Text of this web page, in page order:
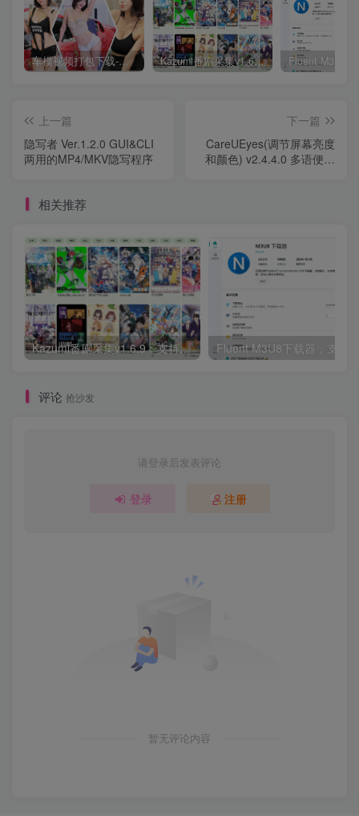
车模视频打包下载-高清无水印版 Kazumi番剧采集v1.6.9：支持自定义规则+在线观看+弹幕，跨平台下载
上一篇
隐写者 Ver.1.2.0 GUI&CLI
两用的MP4/MKV隐写程序
下一篇
CareUEyes(调节屏幕亮度
和颜色) v2.4.4.0 多语便携
相关推荐
Kazumi番剧采集v1.6.9：支持自定义规则+在线观看+弹幕，跨平台下载 Fluent M3U8下载器，支持
评论 抢沙发
请登录后发表评论
登录 注册
暂无评论内容